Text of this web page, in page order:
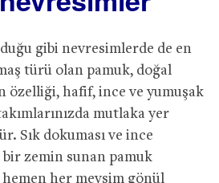
gibi nevresimlerde de en
türü olan pamuk, doğal
özelliği, hafif, ince ve yumuşak
mutlaka yer
Sık dokuması ve ince
zemin sunan pamuk
her mevsim gönül